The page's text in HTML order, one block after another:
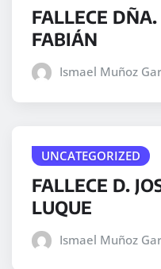
FALLECE
FABIÁN
Ismael Muñoz
UNCATEGORIZED
FALLECE D.
LUQUE
Ismael Muñoz